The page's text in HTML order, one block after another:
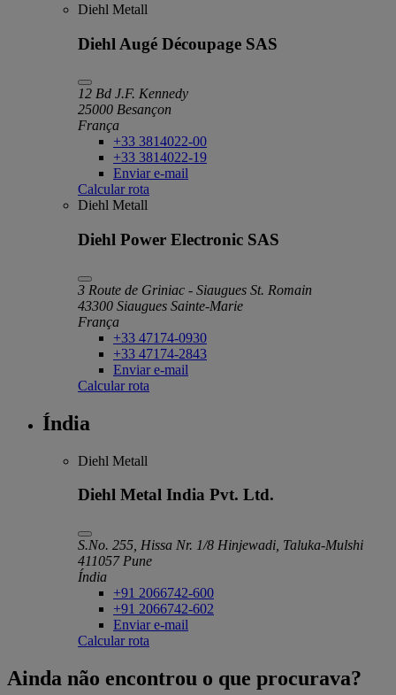
Diehl Metall
Diehl Augé Découpage SAS
12 Bd J.F. Kennedy
25000 Besançon
França
+33 3814022-00
+33 3814022-19
Enviar e-mail
Calcular rota
Diehl Metall
Diehl Power Electronic SAS
3 Route de Griniac - Siaugues St. Romain
43300 Siaugues Sainte-Marie
França
+33 47174-0930
+33 47174-2843
Enviar e-mail
Calcular rota
Índia
Diehl Metall
Diehl Metal India Pvt. Ltd.
S.No. 255, Hissa Nr. 1/8 Hinjewadi, Taluka-Mulshi
411057 Pune
Índia
+91 2066742-600
+91 2066742-602
Enviar e-mail
Calcular rota
Ainda não encontrou o que procurava?